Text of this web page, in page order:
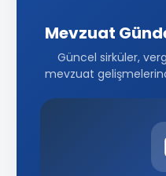
Mevzuat
Güncel sirküler,
mevzuat